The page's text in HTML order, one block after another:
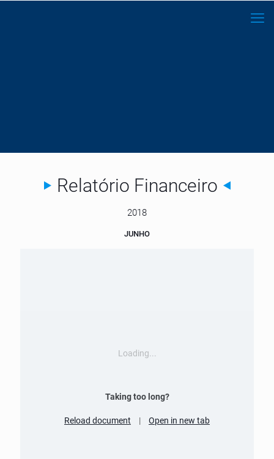
Relatório Financeiro
2018
JUNHO
Loading...
Taking too long?
Reload document | Open in new tab